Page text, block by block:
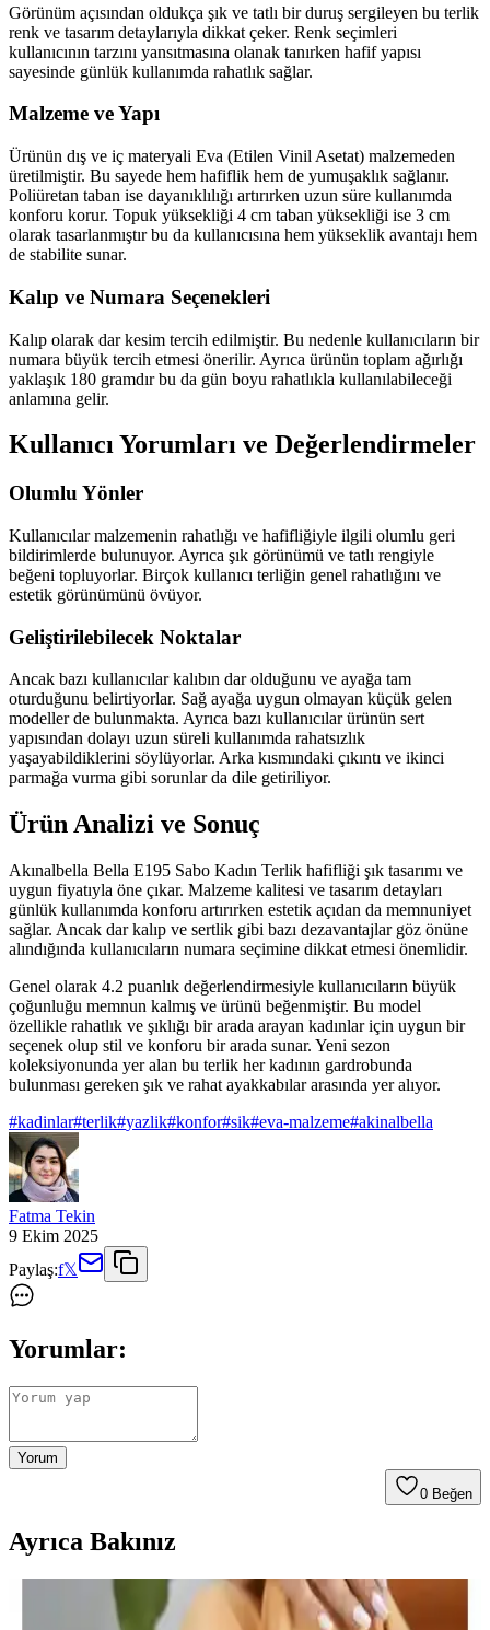
Görünüm açısından oldukça şık ve tatlı bir duruş sergileyen bu terlik
renk ve tasarım detaylarıyla dikkat çeker. Renk seçimleri
kullanıcının tarzını yansıtmasına olanak tanırken hafif yapısı
sayesinde günlük kullanımda rahatlık sağlar.
Malzeme ve Yapı
Ürünün dış ve iç materyali Eva (Etilen Vinil Asetat) malzemeden
üretilmiştir. Bu sayede hem hafiflik hem de yumuşaklık sağlanır.
Poliüretan taban ise dayanıklılığı artırırken uzun süre kullanımda
konforu korur. Topuk yüksekliği 4 cm taban yüksekliği ise 3 cm
olarak tasarlanmıştır bu da kullanıcısına hem yükseklik avantajı hem
de stabilite sunar.
Kalıp ve Numara Seçenekleri
Kalıp olarak dar kesim tercih edilmiştir. Bu nedenle kullanıcıların bir
numara büyük tercih etmesi önerilir. Ayrıca ürünün toplam ağırlığı
yaklaşık 180 gramdır bu da gün boyu rahatlıkla kullanılabileceği
anlamına gelir.
Kullanıcı Yorumları ve Değerlendirmeler
Olumlu Yönler
Kullanıcılar malzemenin rahatlığı ve hafifliğiyle ilgili olumlu geri
bildirimlerde bulunuyor. Ayrıca şık görünümü ve tatlı rengiyle
beğeni topluyorlar. Birçok kullanıcı terliğin genel rahatlığını ve
estetik görünümünü övüyor.
Geliştirilebilecek Noktalar
Ancak bazı kullanıcılar kalıbın dar olduğunu ve ayağa tam
oturduğunu belirtiyorlar. Sağ ayağa uygun olmayan küçük gelen
modeller de bulunmakta. Ayrıca bazı kullanıcılar ürünün sert
yapısından dolayı uzun süreli kullanımda rahatsızlık
yaşayabildiklerini söylüyorlar. Arka kısmındaki çıkıntı ve ikinci
parmağa vurma gibi sorunlar da dile getiriliyor.
Ürün Analizi ve Sonuç
Akınalbella Bella E195 Sabo Kadın Terlik hafifliği şık tasarımı ve
uygun fiyatıyla öne çıkar. Malzeme kalitesi ve tasarım detayları
günlük kullanımda konforu artırırken estetik açıdan da memnuniyet
sağlar. Ancak dar kalıp ve sertlik gibi bazı dezavantajlar göz önüne
alındığında kullanıcıların numara seçimine dikkat etmesi önemlidir.
Genel olarak 4.2 puanlık değerlendirmesiyle kullanıcıların büyük
çoğunluğu memnun kalmış ve ürünü beğenmiştir. Bu model
özellikle rahatlık ve şıklığı bir arada arayan kadınlar için uygun bir
seçenek olup stil ve konforu bir arada sunar. Yeni sezon
koleksiyonunda yer alan bu terlik her kadının gardrobunda
bulunması gereken şık ve rahat ayakkabılar arasında yer alıyor.
#kadinlar#terlik#yazlik#konfor#sik#eva-malzeme#akinalbella
Fatma Tekin
9 Ekim 2025
Paylaş:f𝕏
Yorumlar:
Yorum
0 Beğen
Ayrıca Bakınız
Yuppy Club Kadın Kapitone Çanta: Şık ve